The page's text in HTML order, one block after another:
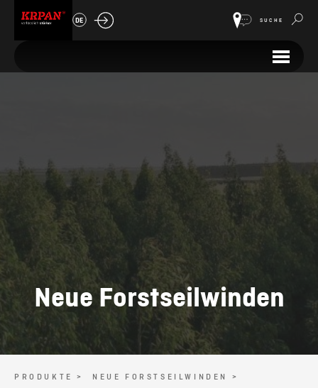
DE SUCHE
Neue Forstseilwinden
PRODUKTE >
NEUE FORSTSEILWINDEN >